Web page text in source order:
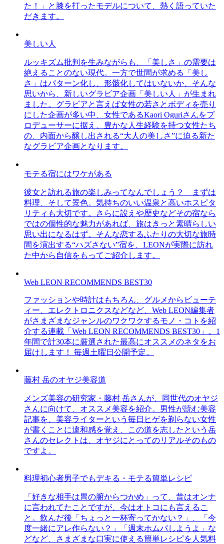
た！」と膝を打ったモデルについて、熱く語っていた
だきます。
美しい人
ルッキズム批判を生みながらも、「美しさ」の需要は
絶えることのない現代。一方で世間が求める「美し
さ」はパターン化し、形骸化してはいないか、そんな
思いから、新しいグラビア企画「美しい人」が生まれ
ました。グラビアと言えば女性の若さとボディを売り
にした企画が多い中、女性であるKaori Oguriさんをプ
ロデューサーに据え、豊かな人生経験を持つ女性たち
の、内面から醸し出される“大人の美しさ”に迫る新た
なグラビア企画となります。
モテる宿にはワケがある
彼女と訪れる旅の楽しみってなんでしょう？ まずは
料理、そして景色。気持ちのいい温泉と高いホスピタ
リティも大切です。さらに設えや歴史などその宿なら
ではの個性的な魅力があれば、旅はきっと素晴らしい
思い出になるはず。そんな恋するふたりの大切な旅時
間を演出する“ハズさない”宿を、LEONが実際に訪れ
た中から自信をもってご紹介します。
Web LEON RECOMMENDS BEST30
ファッションや時計はもちろん、グルメからビューテ
ィー、エレクトロニクスなどなど、Web LEON編集者
がさまざまなジャンルのワクワクするモノ・コトを紹
介する連載「Web LEON RECOMMENDS BEST30」。1
年間で計30本に厳選された最高にオススメのネタをお
届けします！ 毎週土曜日公開予定。
藤村 岳のオヤジ美容道
メンズ美容の研究家・藤村 岳さんが、同世代のオヤジ
さんに向けて、オススメ美容を紹介。男性が読む美容
記事を、美容ライターという毎日ヒゲを剃らない女性
が書くことに違和感を覚え、この道を志したという岳
さんのセレクトは、オヤジにとってのリアルそのもの
ですよ。
料理初心者男子でもデキる・モテる簡単レシピ
「好きな相手は胃の腑からつかめ」って、昔はオンナ
に言われてたことですが、今はオトコにも言えるこ
と。飲んだ後「ちょっと一杯寄ってかない？」、「今
度一緒にアレ作らない？」「週末ホムパしようよ」な
どなど、さまざまな口実に使える簡単レシピを人気料